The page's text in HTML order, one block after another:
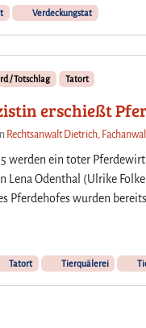
Verdeckungstat
/ Totschlag Tatort
erschießt
Rechtsanwalt Dietrich,
werden ein toter
Lena Odenthal (Ulrike
Pferdehofes wurden
Tatort Tierquälerei